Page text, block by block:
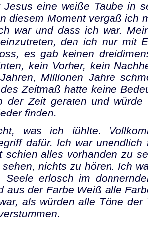
Jesus eine weiße Taube in
diesem Moment vergaß ich
war und dass ich war.
den ich nur mit
es gab keinen
kein Vorher, kein
Millionen Jahre
Zeitmaß hatte keine
der Zeit geraten und
finden.
was ich fühlte.
dafür. Ich war
schien alles vorhanden zu
nichts zu hören. Ich
Seele erlosch im
aus der Farbe Weiß alle
als würden alle Töne der